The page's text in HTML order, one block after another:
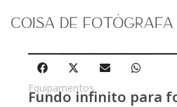
Equipamentos
Fundo infinito para